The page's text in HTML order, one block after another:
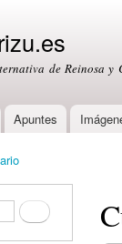
de Reinosa y
Apuntes
Buscar